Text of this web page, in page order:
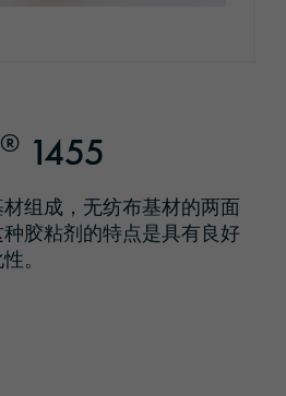
® 1455
组成，无纺布基材的两面
胶粘剂的特点是具有良好
。